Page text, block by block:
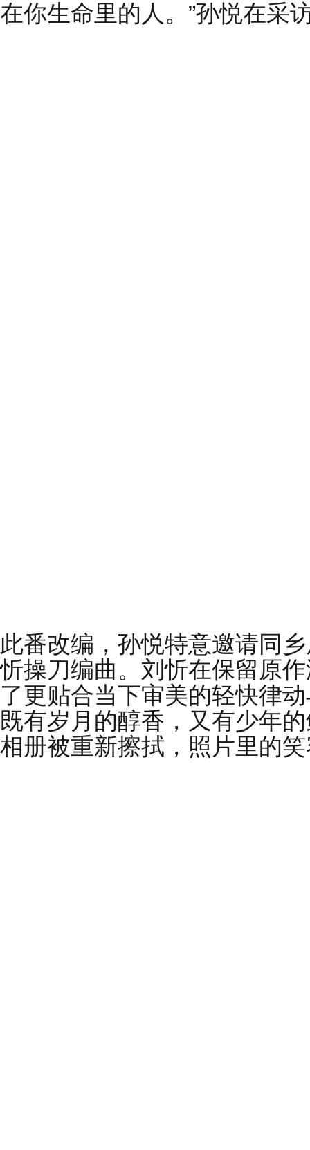
在你生命里的人。”孙悦在采
此番改编，孙悦特意邀请同
忻操刀编曲。刘忻在保留原
了更贴合当下审美的轻快律
既有岁月的醇香，又有少年
相册被重新擦拭，照片里的